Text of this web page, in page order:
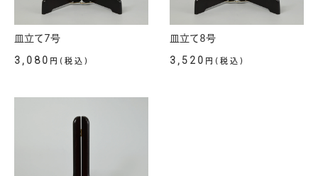
皿立て7号
3,080 円(税込)
皿立て8号
3,520 円(税込)